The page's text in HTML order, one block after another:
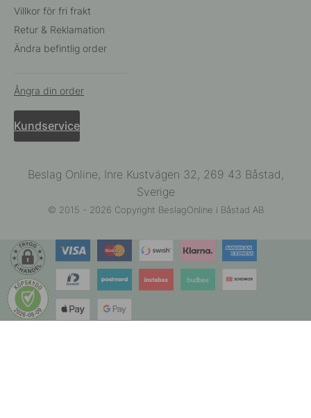
Villkor för fri frakt
Retur & Reklamation
Ändra befintlig order
Ångra din order
Kundservice
Beslag Online, Inre Kustvägen 32, 269 43 Båstad,
Sverige
© 2015 - 2026 Copyright BeslagOnline i Båstad AB